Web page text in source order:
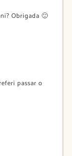
Obrigada 🙂
passar o